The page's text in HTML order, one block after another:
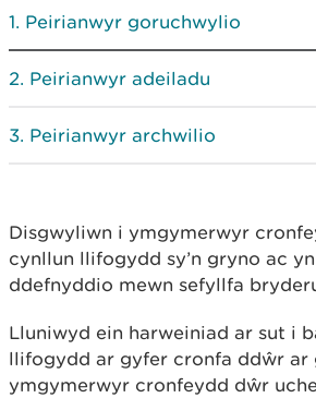
Peirianwyr goruchwylio
Peirianwyr adeiladu
Peirianwyr archwilio
Disgwyliwn i ymgymerwyr
cynllun llifogydd sy’n gryno ac
ddefnyddio mewn sefyllfa
Lluniwyd ein harweiniad ar sut i
llifogydd ar gyfer cronfa ddŵr ar
ymgymerwyr cronfeydd dŵr